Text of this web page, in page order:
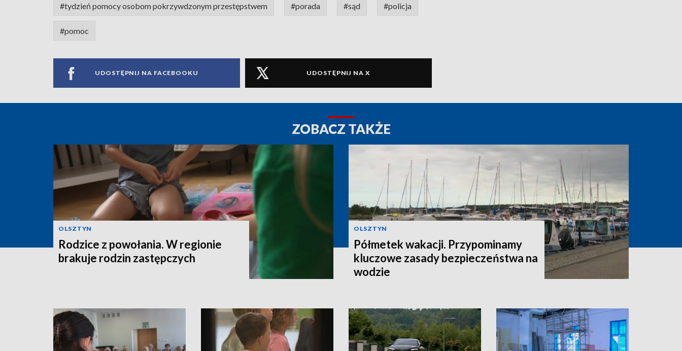
#tydzień pomocy osobom pokrzywdzonym przestępstwem #porada #sąd #policja
#pomoc
UDOSTĘPNIJ NA FACEBOOKU UDOSTĘPNIJ NA X
ZOBACZ TAKŻE
OLSZTYN
Rodzice z powołania. W regionie
brakuje rodzin zastępczych
OLSZTYN
Półmetek wakacji. Przypominamy
kluczowe zasady bezpieczeństwa na
wodzie